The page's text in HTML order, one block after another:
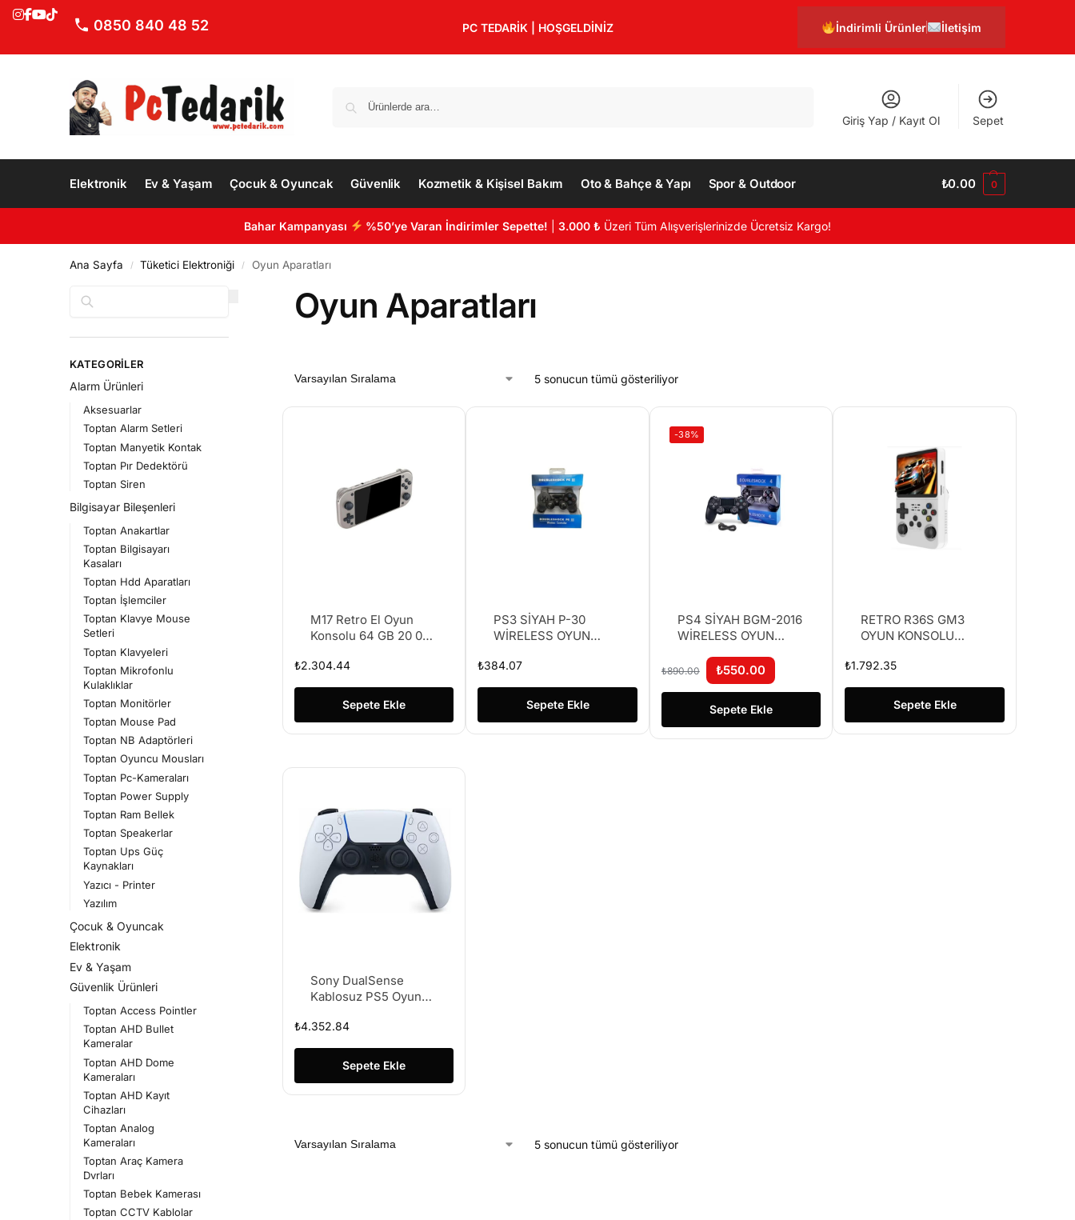
0850 840 48 52 PC TEDARİK | HOŞGELDİNİZ İndirimli Ürünler İletişim
Giriş Yap / Kayıt Ol Sepet
Elektronik Ev & Yaşam Çocuk & Oyuncak Güvenlik Kozmetik & Kişisel Bakım Oto & Bahçe & Yapı Spor & Outdoor ₺0.00 0
Bahar Kampanyası %50’ye Varan İndirimler Sepette! |3.000 ₺ Üzeri Tüm Alışverişlerinizde Ücretsiz Kargo!
Ana Sayfa / Tüketici Elektroniği / Oyun Aparatları
Oyun Aparatları
5 sonucun tümü gösteriliyor
M17 Retro El Oyun
Konsolu 64 GB 20 000
₺2.304.44
Sepete Ekle
PS3 SİYAH P-30
WİRELESS OYUN
₺384.07
Sepete Ekle
-38%
PS4 SİYAH BGM-2016
WİRELESS OYUN
₺890.00 ₺550.00
Sepete Ekle
RETRO R36S GM3
OYUN KONSOLU
₺1.792.35
Sepete Ekle
Sony DualSense
Kablosuz PS5 Oyun
₺4.352.84
Sepete Ekle
5 sonucun tümü gösteriliyor
KATEGORILER
Alarm Ürünleri
Aksesuarlar
Toptan Alarm Setleri
Toptan Manyetik Kontak
Toptan Pır Dedektörü
Toptan Siren
Bilgisayar Bileşenleri
Toptan Anakartlar
Toptan Bilgisayarı
Kasaları
Toptan Hdd Aparatları
Toptan İşlemciler
Toptan Klavye Mouse
Setleri
Toptan Klavyeleri
Toptan Mikrofonlu
Kulaklıklar
Toptan Monitörler
Toptan Mouse Pad
Toptan NB Adaptörleri
Toptan Oyuncu Mousları
Toptan Pc-Kameraları
Toptan Power Supply
Toptan Ram Bellek
Toptan Speakerlar
Toptan Ups Güç
Kaynakları
Yazıcı - Printer
Yazılım
Çocuk & Oyuncak
Elektronik
Ev & Yaşam
Güvenlik Ürünleri
Toptan Access Pointler
Toptan AHD Bullet
Kameralar
Toptan AHD Dome
Kameraları
Toptan AHD Kayıt
Cihazları
Toptan Analog
Kameraları
Toptan Araç Kamera
Dvrları
Toptan Bebek Kamerası
Toptan CCTV Kablolar